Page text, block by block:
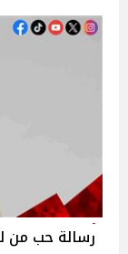
رسالة حب من